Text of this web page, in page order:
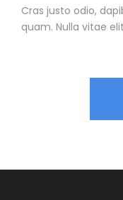
Cras justo odio,
quam. Nulla vitae